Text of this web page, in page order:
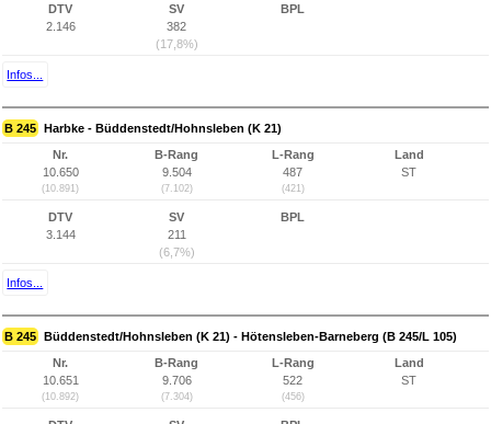
DTV
2.146
SV
382
(17,8%)
BPL
Infos...
B 245 Harbke - Büddenstedt/Hohnsleben (K 21)
Nr.
10.650
(10.891)
B-Rang
9.504
(7.102)
L-Rang
487
(421)
Land
ST
DTV
3.144
SV
211
(6,7%)
BPL
Infos...
B 245 Büddenstedt/Hohnsleben (K 21) - Hötensleben-Barneberg (B 245/L 105)
Nr.
10.651
(10.892)
B-Rang
9.706
(7.304)
L-Rang
522
(456)
Land
ST